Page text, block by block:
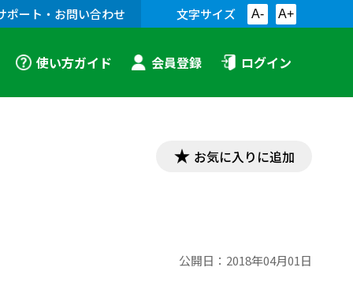
ポート・お問い合わせ 文字サイズ A- A+
使い方ガイド 会員登録 ログイン
お気に入りに追加
公開日： 2018年04月01日